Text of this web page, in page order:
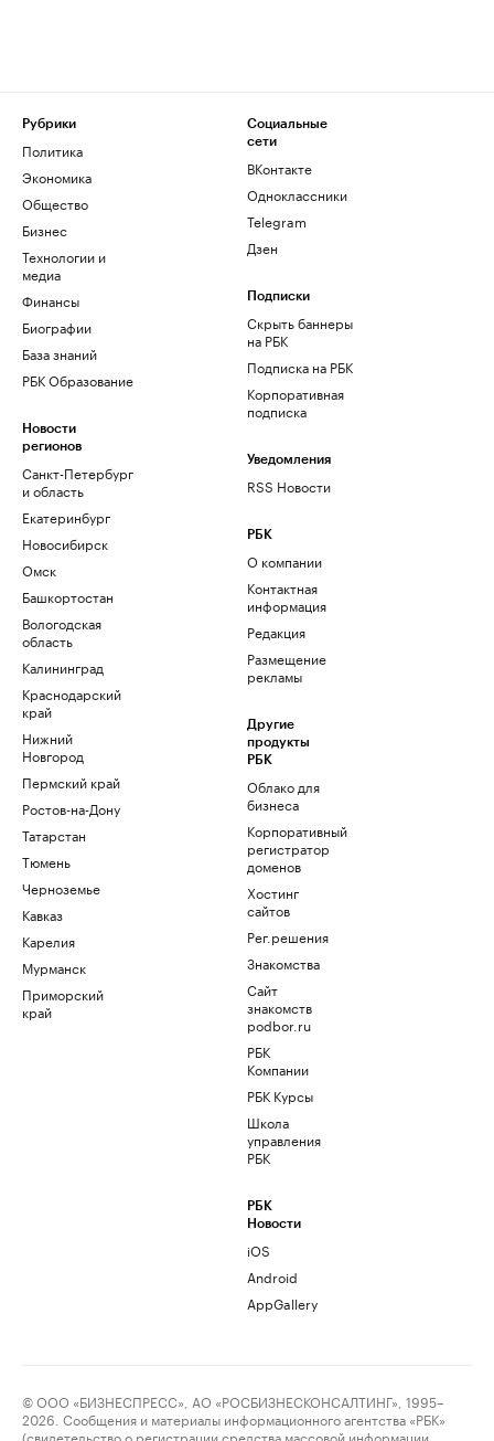
Рубрики
Политика
Экономика
Общество
Бизнес
Технологии и
медиа
Финансы
Биографии
База знаний
РБК Образование
Новости
регионов
Санкт-Петербург
и область
Екатеринбург
Новосибирск
Омск
Башкортостан
Вологодская
область
Калининград
Краснодарский
край
Нижний
Новгород
Пермский край
Ростов-на-Дону
Татарстан
Тюмень
Черноземье
Кавказ
Карелия
Мурманск
Приморский
край
Социальные
сети
ВКонтакте
Одноклассники
Telegram
Дзен
Подписки
Скрыть баннеры
на РБК
Подписка на РБК
Корпоративная
подписка
Уведомления
RSS Новости
РБК
О компании
Контактная
информация
Редакция
Размещение
рекламы
Другие
продукты
РБК
Облако для
бизнеса
Корпоративный
регистратор
доменов
Хостинг
сайтов
Рег.решения
Знакомства
Сайт
знакомств
podbor.ru
РБК
Компании
РБК Курсы
Школа
управления
РБК
РБК
Новости
iOS
Android
AppGallery
© ООО «БИЗНЕСПРЕСС», АО «РОСБИЗНЕСКОНСАЛТИНГ», 1995–
2026. Сообщения и материалы информационного агентства «РБК»
(свидетельство о регистрации средства массовой информации